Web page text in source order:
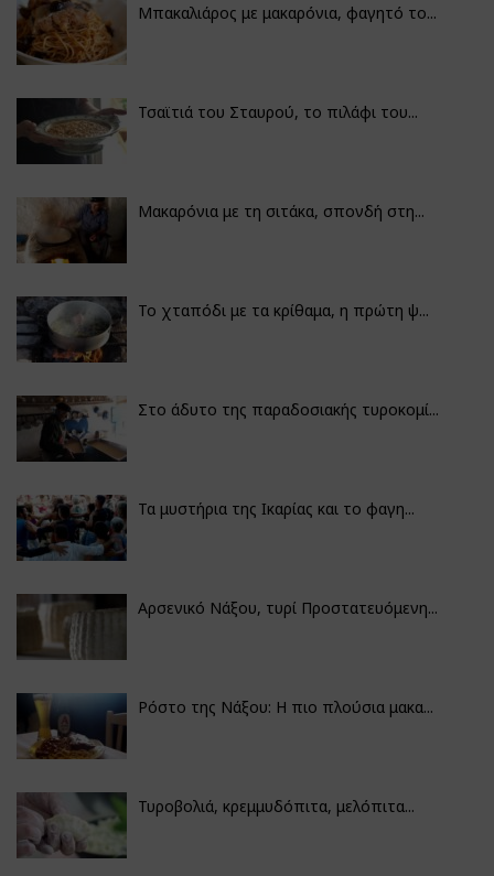
Μπακαλιάρος με μακαρόνια, φαγητό το...
Τσαϊτιά του Σταυρού, το πιλάφι του...
Μακαρόνια με τη σιτάκα, σπονδή στη...
Το χταπόδι με τα κρίθαμα, η πρώτη ψ...
Στο άδυτο της παραδοσιακής τυροκομί...
Τα μυστήρια της Ικαρίας και το φαγη...
Αρσενικό Νάξου, τυρί Προστατευόμενη...
Ρόστο της Νάξου: Η πιο πλούσια μακα...
Τυροβολιά, κρεμμυδόπιτα, μελόπιτα...